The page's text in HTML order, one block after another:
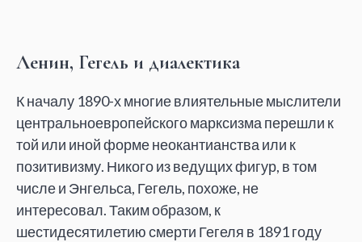
Ленин, Гегель и диалектика
К началу 1890-х многие влиятельные мыслители
центральноевропейского марксизма перешли к
той или иной форме неокантианства или к
позитивизму. Никого из ведущих фигур, в том
числе и Энгельса, Гегель, похоже, не
интересовал. Таким образом, к
шестидесятилетию смерти Гегеля в 1891 году